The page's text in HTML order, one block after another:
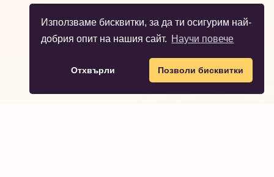
Използваме бисквитки, за да ти осигурим най-
добрия опит на нашия сайт. Научи повече
Отхвърли Позволи бисквитки